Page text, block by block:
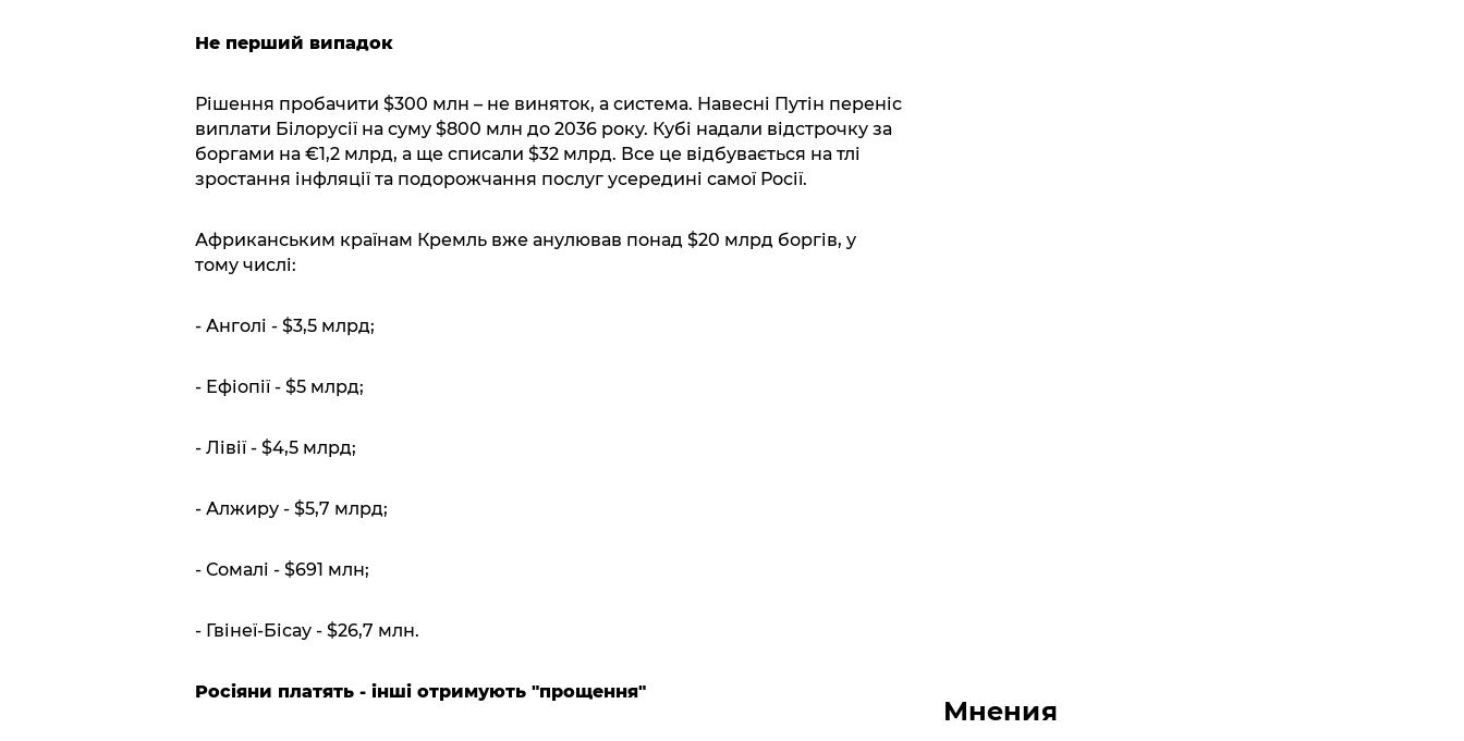
Не перший випадок
Рішення пробачити $300 млн – не виняток, а система. Навесні Путін переніс
виплати Білорусії на суму $800 млн до 2036 року. Кубі надали відстрочку за
боргами на €1,2 млрд, а ще списали $32 млрд. Все це відбувається на тлі
зростання інфляції та подорожчання послуг усередині самої Росії.
Африканським країнам Кремль вже анулював понад $20 млрд боргів, у
тому числі:
- Анголі - $3,5 млрд;
- Ефіопії - $5 млрд;
- Лівії - $4,5 млрд;
- Алжиру - $5,7 млрд;
- Сомалі - $691 млн;
- Гвінеї-Бісау - $26,7 млн.
Росіяни платять - інші отримують "прощення"
Мнения